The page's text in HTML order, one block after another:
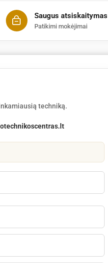
Saugus atsiskaitymas
Patikimi mokėjimai
techniką.